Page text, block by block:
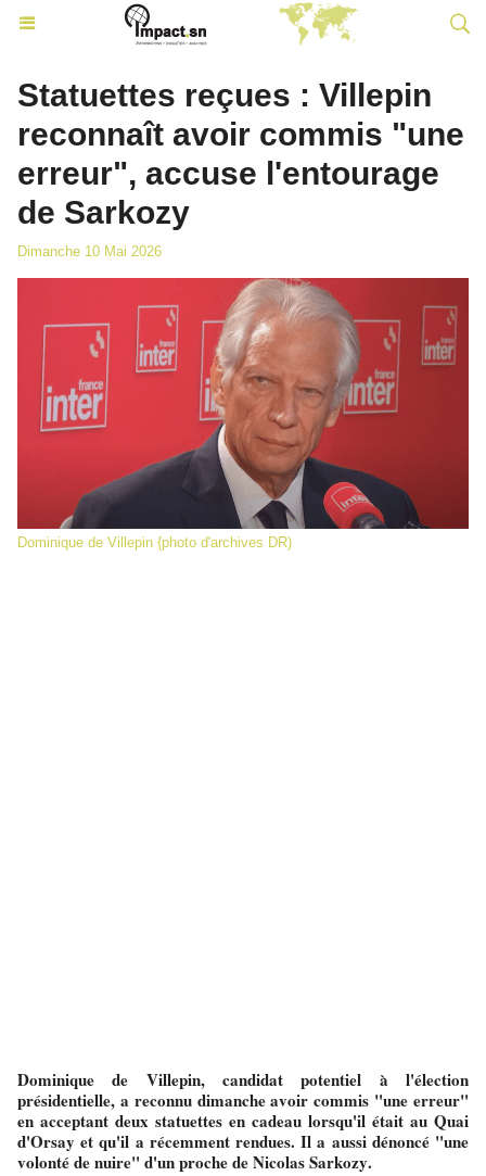
Statuettes reçues : Villepin
reconnaît avoir commis "une
erreur", accuse l'entourage
de Sarkozy
Dimanche 10 Mai 2026
Dominique de Villepin {photo d'archives DR)
Dominique de Villepin, candidat potentiel à l'élection
présidentielle, a reconnu dimanche avoir commis "une erreur"
en acceptant deux statuettes en cadeau lorsqu'il était au Quai
d'Orsay et qu'il a récemment rendues. Il a aussi dénoncé "une
volonté de nuire" d'un proche de Nicolas Sarkozy.